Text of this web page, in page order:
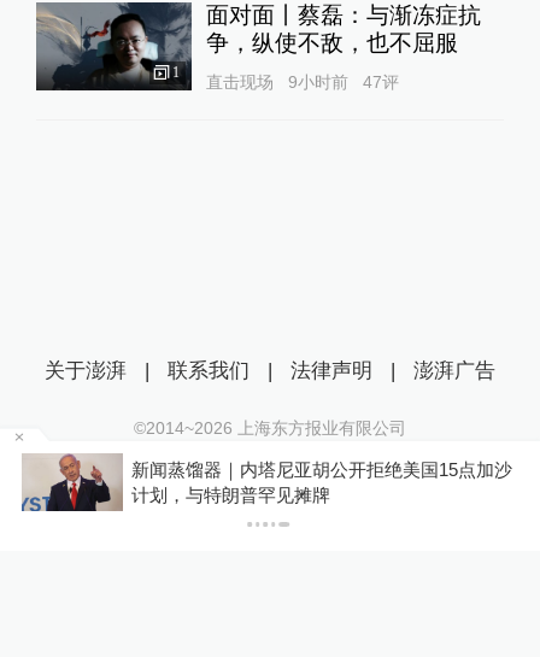
1
面对面丨蔡磊：与渐冻症抗
争，纵使不敌，也不屈服
直击现场 9小时前 47评
新闻蒸馏器｜内塔尼亚胡公开拒绝美国15点加沙
计划，与特朗普罕见摊牌
关于澎湃 | 联系我们 | 法律声明 | 澎湃广告
©2014~2026 上海东方报业有限公司
沪ICP证：沪B2-20170116 | 沪ICP备14003370号
互联网新闻信息服务许可证：31120170006
沪公网安备 31010602000299号